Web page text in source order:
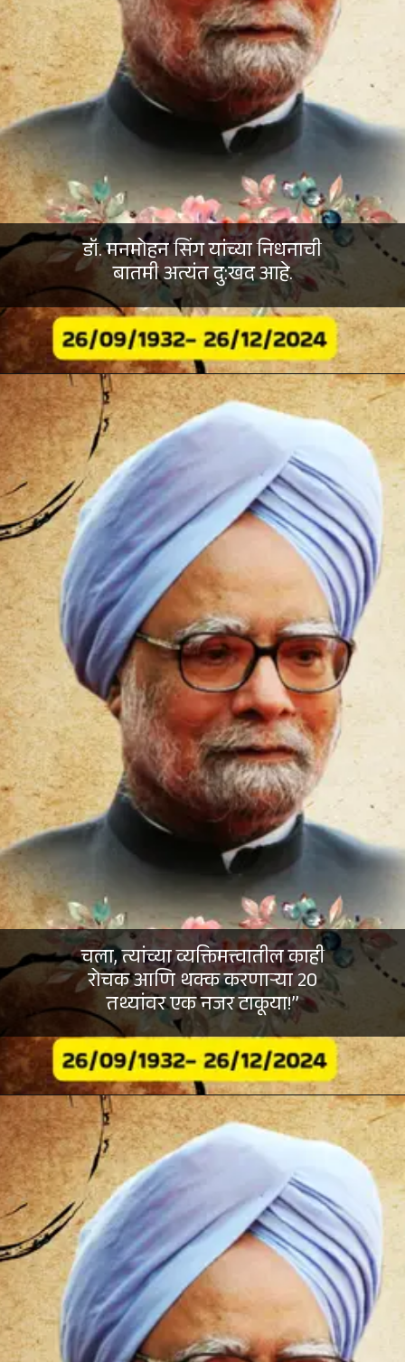
डॉ. मनमोहन सिंग यांच्या निधनाची
बातमी अत्यंत दु:खद आहे.
चला, त्यांच्या व्यक्तिमत्त्वातील काही
रोचक आणि थक्क करणाऱ्या 20
तथ्यांवर एक नजर टाकूया!”